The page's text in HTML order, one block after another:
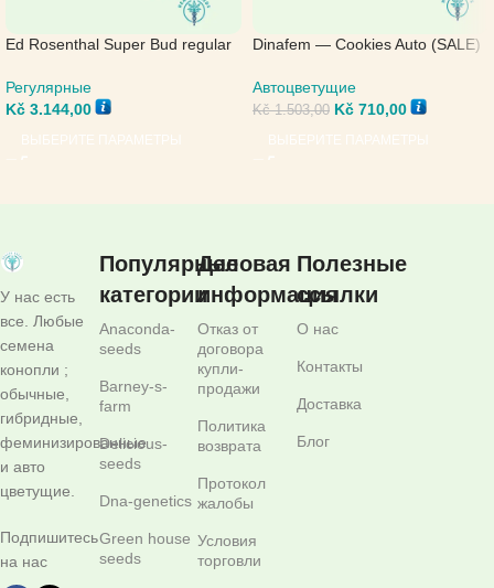
Ed Rosenthal Super Bud regular
Регулярные
Kč 3.144,00
Dinafem — Cookies Auto (SALE)
Автоцветущие
Kč1.503,00 Kč 710,00
ВЫБЕРИТЕ ПАРАМЕТРЫ
У нас есть
все. Любые
семена
конопли ;
обычные,
гибридные,
феминизированные
и авто
цветущие.
Подпишитесь
на нас
Популярные
категории
Anaconda-
seeds
Barney-s-
farm
Delicious-
seeds
Dna-genetics
Green house
seeds
Деловая
информация
Отказ от
договора
купли-
продажи
Политика
возврата
Протокол
жалобы
Условия
торговли
Полезные
ссылки
О нас
Контакты
Доставка
Блог